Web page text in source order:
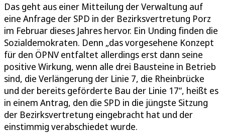
Das geht aus einer Mitteilung der Verwaltung auf
eine Anfrage der SPD in der Bezirksvertretung Porz
im Februar dieses Jahres hervor. Ein Unding finden die
Sozialdemokraten. Denn „das vorgesehene Konzept
für den ÖPNV entfaltet allerdings erst dann seine
positive Wirkung, wenn alle drei Bausteine in Betrieb
sind, die Verlängerung der Linie 7, die Rheinbrücke
und der bereits geförderte Bau der Linie 17“, heißt es
in einem Antrag, den die SPD in die jüngste Sitzung
der Bezirksvertretung eingebracht hat und der
einstimmig verabschiedet wurde.